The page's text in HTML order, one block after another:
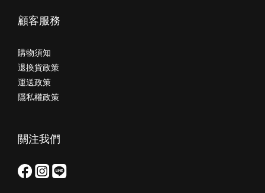
顧客服務
購物須知
退換貨政策
運送政策
隱私權政策
關注我們